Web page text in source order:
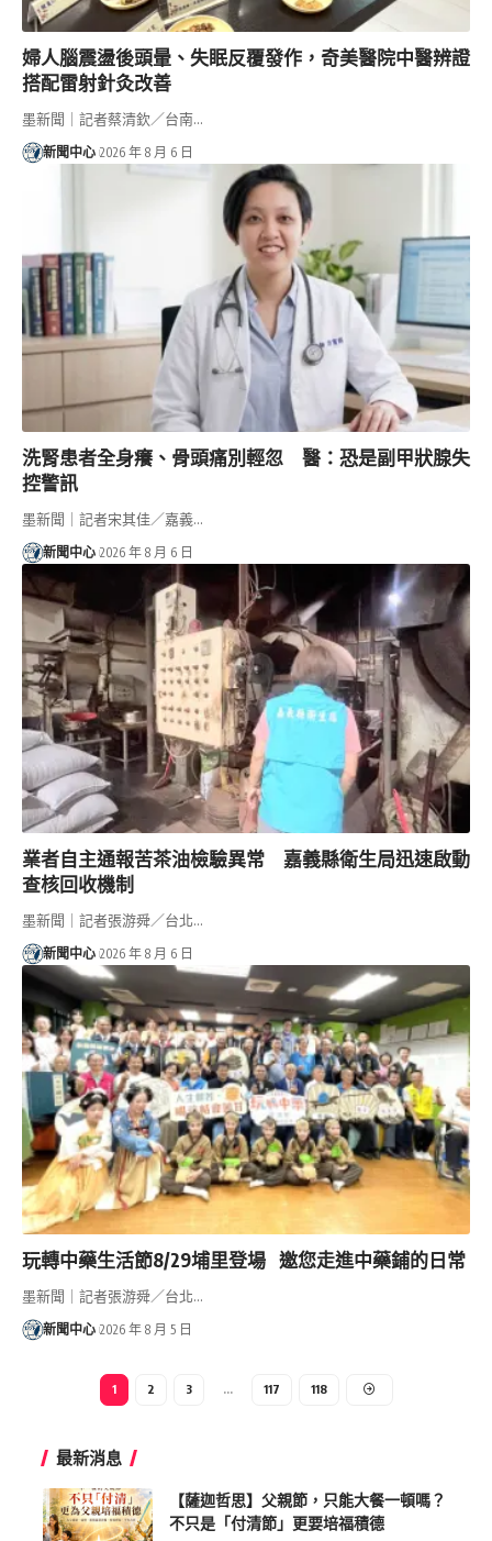
婦人腦震盪後頭暈、失眠反覆發作，奇美醫院中醫辨證
搭配雷射針灸改善
墨新聞｜記者蔡清欽／台南…
新聞中心 2026 年 8 月 6 日
洗腎患者全身癢、骨頭痛別輕忽 醫：恐是副甲狀腺失
控警訊
墨新聞｜記者宋其佳／嘉義…
新聞中心 2026 年 8 月 6 日
業者自主通報苦茶油檢驗異常 嘉義縣衛生局迅速啟動
查核回收機制
墨新聞｜記者張游舜／台北…
新聞中心 2026 年 8 月 6 日
玩轉中藥生活節8/29埔里登場 邀您走進中藥鋪的日常
墨新聞｜記者張游舜／台北…
新聞中心 2026 年 8 月 5 日
1 2 3 ... 117 118
最新消息
【薩迦哲思】父親節，只能大餐一頓嗎？
不只是「付清節」更要培福積德